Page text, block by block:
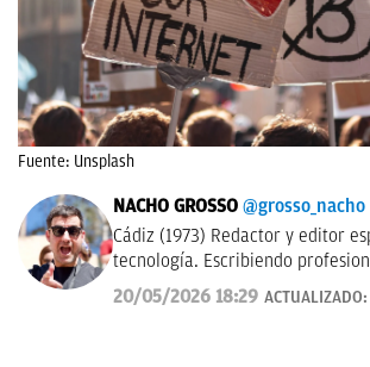
Fuente: Unsplash
NACHO GROSSO @grosso_nacho
Cádiz (1973) Redactor y editor
tecnología. Escribiendo profesionalmente desde
2017 para medios de difusión y
20/05/2026 18:29 ACTUALIZADO: